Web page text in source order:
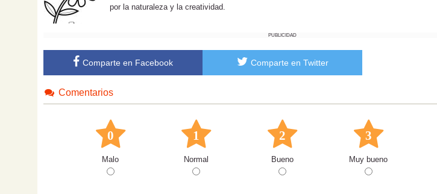
por la naturaleza y la creatividad.
PUBLICIDAD
Comparte en Facebook Comparte en Twitter
Comentarios
0
Malo
1
Normal
2
Bueno
3
Muy bueno